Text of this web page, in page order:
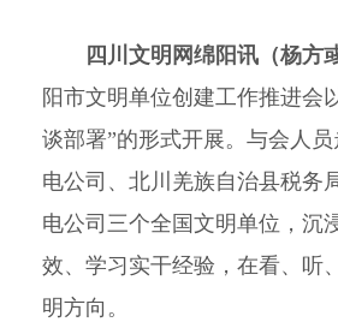
四川文明网绵阳讯（杨方
阳市文明单位创建工作推进会
谈部署”的形式开展。与会人
电公司、北川羌族自治县税务
电公司三个全国文明单位，沉
效、学习实干经验，在看、听
明方向。